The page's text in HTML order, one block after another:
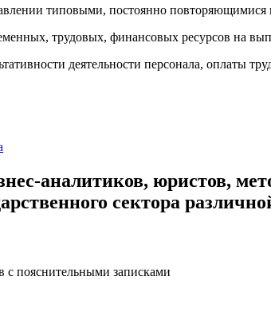
типовыми, постоянно повторяющимися
трудовых, финансовых ресурсов на
деятельности персонала, оплаты
аналитиков, юристов,
сектора
с пояснительными записками